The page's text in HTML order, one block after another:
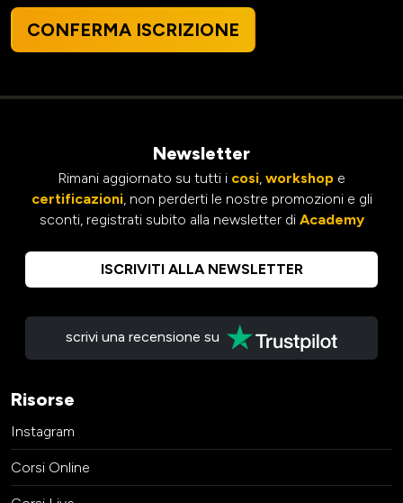
CONFERMA ISCRIZIONE
Newsletter
Rimani aggiornato su tutti i cosi, workshop e
certificazioni, non perderti le nostre promozioni e gli
sconti, registrati subito alla newsletter di Academy
ISCRIVITI ALLA NEWSLETTER
scrivi una recensione su
Risorse
Instagram
Corsi Online